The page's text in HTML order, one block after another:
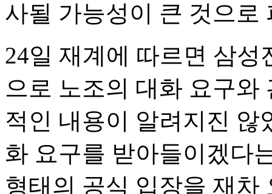
사될 가능성이 큰 것으로
24일 재계에 따르면 삼
으로 노조의 대화 요구와
적인 내용이 알려지진 않
화 요구를 받아들이겠다
형태의 공식 입장을 재차